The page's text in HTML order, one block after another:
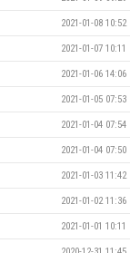
2021-01-08 10:52
2021-01-07 10:11
2021-01-06 14:06
2021-01-05 07:53
2021-01-04 07:54
2021-01-04 07:50
2021-01-03 11:42
2021-01-02 11:36
2021-01-01 10:11